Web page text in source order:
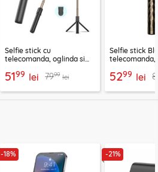
Selfie stick cu
telecomanda, oglinda si
5199 lei 7999 lei
Selfie stick
telecomanda,
5299 lei
-18% -21%